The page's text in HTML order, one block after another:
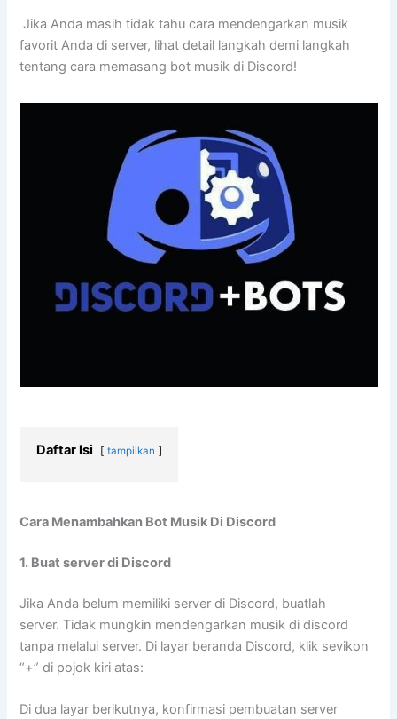
Jika Anda masih tidak tahu cara mendengarkan musik
favorit Anda di server, lihat detail langkah demi langkah
tentang cara memasang bot musik di Discord!
Daftar Isi tampilkan
Cara Menambahkan Bot Musik Di Discord
1. Buat server di Discord
Jika Anda belum memiliki server di Discord, buatlah
server. Tidak mungkin mendengarkan musik di discord
tanpa melalui server. Di layar beranda Discord, klik sevikon
“+” di pojok kiri atas:
Di dua layar berikutnya, konfirmasi pembuatan server